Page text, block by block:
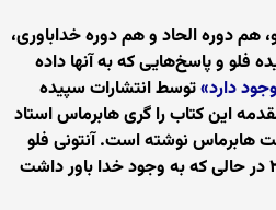
دوره الحاد و هم دوره خداباوری،
فلو و پاسخ‌هایی که به آنها داده
دارد»توسط انتشارات سپیده
این کتاب را گری هابرماس استاد
هابرماس نوشته است. آنتونی فلو
سرانجام در تاریخ ۸ آوریل ۲۰۱۰ در حالی که به وجود خدا باور داشت